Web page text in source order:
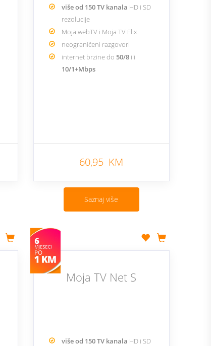
više od 150 TV kanala HD i SD
rezolucije
Moja webTV i Moja TV Flix
neograničeni razgovori
internet brzine do 50/8 ili
10/1+Mbps
60,95 KM
Saznaj više
Moja TV Net S
više od 150 TV kanala HD i SD